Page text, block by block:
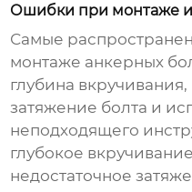
Ошибки при монтаже
Самые
монтаже анкерных
глубина
затяжение болта и
неподходящего
глубокое
недостаточное